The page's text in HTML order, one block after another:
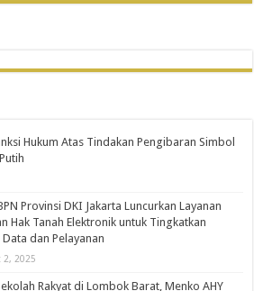
Hukum Atas Tindakan Pengibaran Simbol
Provinsi DKI Jakarta Luncurkan Layanan
Hak Tanah Elektronik untuk Tingkatkan
Data dan Pelayanan
2, 2025
Rakyat di Lombok Barat, Menko AHY